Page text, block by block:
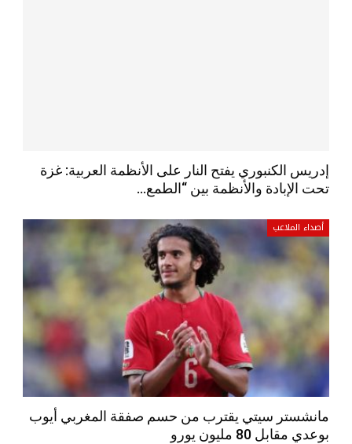
إدريس الكنبوري يفتح النار على الأنظمة العربية: غزة
تحت الإبادة والأنظمة بين “الطمع…
أصداء الملاعب
مانشستر سيتي يقترب من حسم صفقة المغربي أيوب
بوعدي مقابل 80 مليون يورو